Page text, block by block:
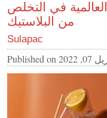
في التخلص
من البلاستيك
Sulapac
Published on 2022